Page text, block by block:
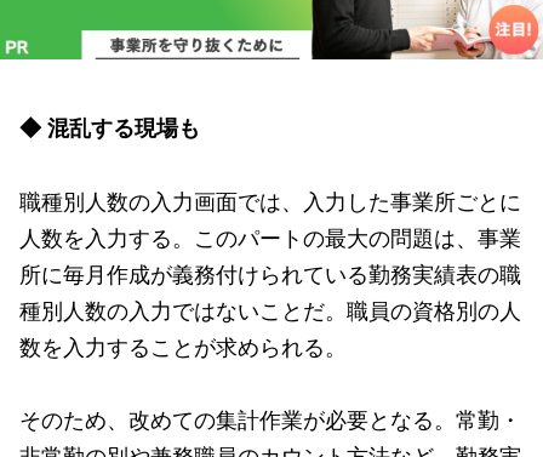
◆ 混乱する現場も
職種別人数の入力画面では、入力した事業所ごとに
人数を入力する。このパートの最大の問題は、事業
所に毎月作成が義務付けられている勤務実績表の職
種別人数の入力ではないことだ。職員の資格別の人
数を入力することが求められる。
そのため、改めての集計作業が必要となる。常勤・